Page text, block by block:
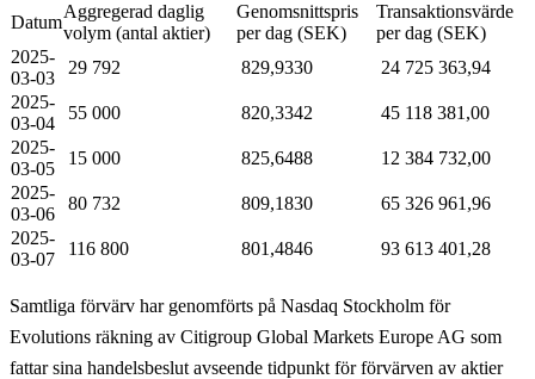
Datum
Aggregerad daglig
volym (antal aktier)
Genomsnittspris
per dag (SEK)
Transaktionsvärde
per dag (SEK)
2025-
03-03
29 792 829,9330
24 725 363,94
2025-
03-04
55 000 820,3342
45 118 381,00
2025-
03-05
15 000 825,6488
12 384 732,00
2025-
03-06
80 732 809,1830
65 326 961,96
2025-
03-07
116 800 801,4846 93 613 401,28
Samtliga förvärv har genomförts på Nasdaq Stockholm för
Evolutions räkning av Citigroup Global Markets Europe AG som
fattar sina handelsbeslut avseende tidpunkt för förvärven av aktier